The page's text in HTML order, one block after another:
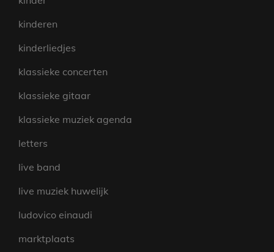
kinderen
kinderliedjes
klassieke concerten
klassieke gitaar
klassieke muziek agenda
letters
live band
live muziek huwelijk
ludovico einaudi
marktplaats